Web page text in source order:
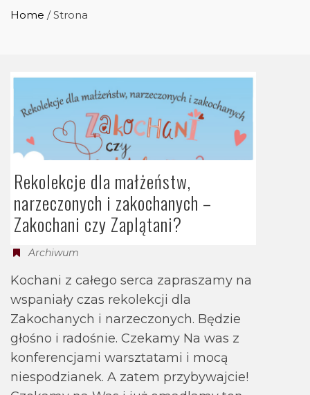
Home /Strona
Rekolekcje dla małżeństw,
narzeczonych i zakochanych –
Zakochani czy Zaplątani?
Archiwum
Kochani z całego serca zapraszamy na
wspaniały czas rekolekcji dla
Zakochanych i narzeczonych. Będzie
głośno i radośnie. Czekamy Na was z
konferencjami warsztatami i mocą
niespodzianek. A zatem przybywajcie!